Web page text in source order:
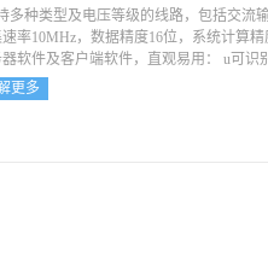
多种类型及电压等级的线路，包括交流
率10MHz，数据精度16位，系统计算
软件及客户端软件，直观易用： u可
更多